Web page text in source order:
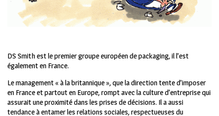
DS Smith est le premier groupe européen de packaging, il l’est
également en France.
Le management « à la britannique », que la direction tente d’imposer
en France et partout en Europe, rompt avec la culture d’entreprise qui
assurait une proximité dans les prises de décisions. Il a aussi
tendance à entamer les relations sociales, respectueuses du